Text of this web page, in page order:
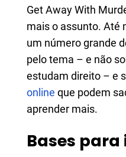
Get Away With
mais o assunto. Até
um número grande
pelo tema – e não
estudam direito – e
online que podem
aprender mais.
Bases